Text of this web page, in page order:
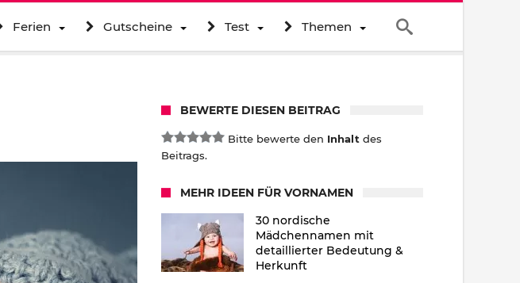
Ferien Gutscheine Test Themen
BEWERTE DIESEN BEITRAG
Bitte bewerte den Inhalt des
Beitrags.
MEHR IDEEN FÜR VORNAMEN
30 nordische
Mädchennamen mit
detaillierter Bedeutung &
Herkunft